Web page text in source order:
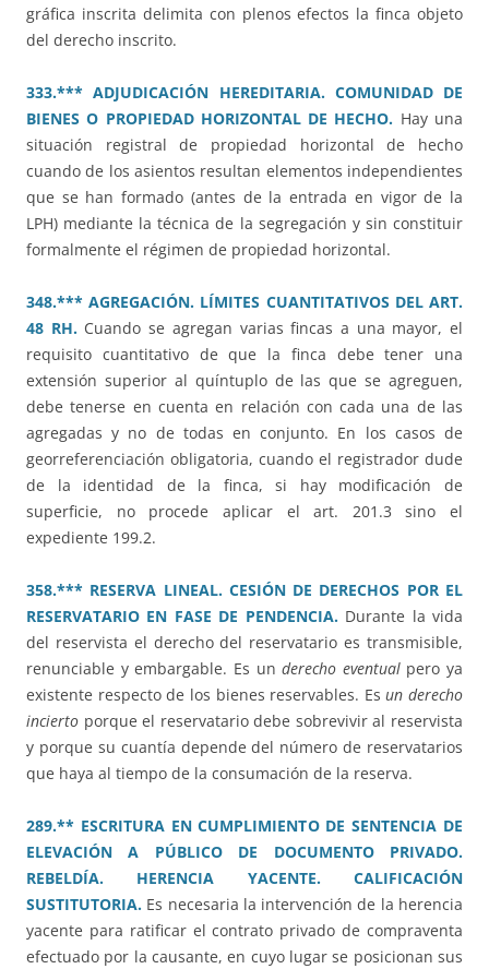
gráfica inscrita delimita con plenos efectos la finca objeto
del derecho inscrito.
333.*** ADJUDICACIÓN HEREDITARIA. COMUNIDAD DE
BIENES O PROPIEDAD HORIZONTAL DE HECHO. Hay una
situación registral de propiedad horizontal de hecho
cuando de los asientos resultan elementos independientes
que se han formado (antes de la entrada en vigor de la
LPH) mediante la técnica de la segregación y sin constituir
formalmente el régimen de propiedad horizontal.
348.*** AGREGACIÓN. LÍMITES CUANTITATIVOS DEL ART.
48 RH.Cuando se agregan varias fincas a una mayor, el
requisito cuantitativo de que la finca debe tener una
extensión superior al quíntuplo de las que se agreguen,
debe tenerse en cuenta en relación con cada una de las
agregadas y no de todas en conjunto. En los casos de
georreferenciación obligatoria, cuando el registrador dude
de la identidad de la finca, si hay modificación de
superficie, no procede aplicar el art. 201.3 sino el
expediente 199.2.
358.*** RESERVA LINEAL. CESIÓN DE DERECHOS POR EL
RESERVATARIO EN FASE DE PENDENCIA.Durante la vida
del reservista el derecho del reservatario es transmisible,
renunciable y embargable. Es underecho eventualpero ya
existente respecto de los bienes reservables. Esun derecho
incierto porque el reservatario debe sobrevivir al reservista
y porque su cuantía depende del número de reservatarios
que haya al tiempo de la consumación de la reserva.
289.** ESCRITURA EN CUMPLIMIENTO DE SENTENCIA DE
ELEVACIÓN A PÚBLICO DE DOCUMENTO PRIVADO.
REBELDÍA. HERENCIA YACENTE. CALIFICACIÓN
SUSTITUTORIA. Es necesaria la intervención de la herencia
yacente para ratificar el contrato privado de compraventa
efectuado por la causante, en cuyo lugar se posicionan sus